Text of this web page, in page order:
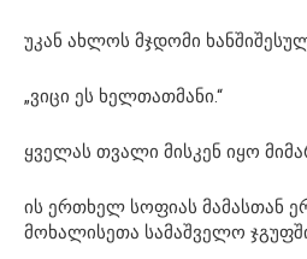
უკან ახლოს მჯდომი
„ვიცი ეს ხელთათმანი.“
ყველას თვალი მისკენ იყო
ის ერთხელ სოფიას მამასთან
მოხალისეთა სამაშველო